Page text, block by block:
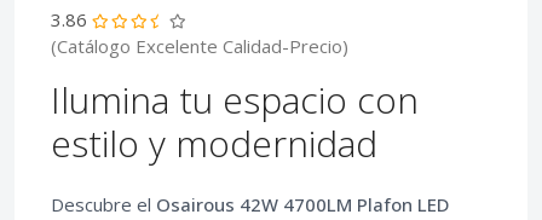
3.86
(Catálogo Excelente Calidad-Precio)
Ilumina tu espacio con
estilo y modernidad
Descubre el Osairous 42W 4700LM Plafon LED